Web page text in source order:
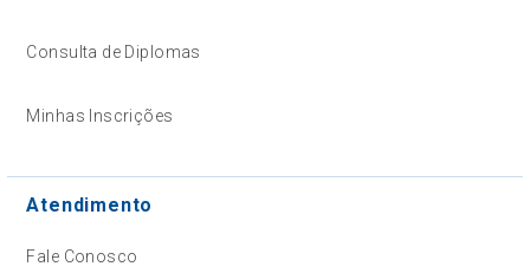
Consulta de Diplomas
Minhas Inscrições
Atendimento
Fale Conosco